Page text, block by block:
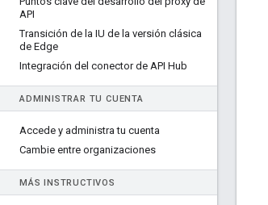
API
Transición de la IU de la versión clásica
de Edge
Integración del conector de API Hub
ADMINISTRAR TU CUENTA
Accede y administra tu cuenta
Cambie entre organizaciones
MÁS INSTRUCTIVOS